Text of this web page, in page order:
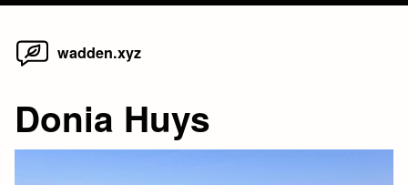
Skip
wadden.xyz
Donia Huys